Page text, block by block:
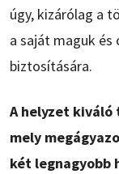
úgy, kizárólag a
a saját maguk és
biztosítására.
A helyzet
mely
két legnagyobb